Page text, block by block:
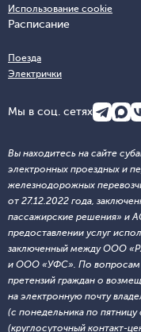
Использование cookie
Расписание
Поезда
Электрички
Мы в соц. сетях
Вы находитесь на сайте
электронных проездных и
железнодорожных
от 27.12.2022 года,
пассажирские решения» и
предоставлении услуг
заключенный между ООО
и ООО «УФС». По вопросам
претензий граждан о
на электронную почту
(с понедельника по
(круглосуточный контакт-